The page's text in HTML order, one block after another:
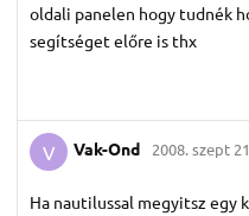
oldali panelen hogy tudnék
segítséget előre is thx
V Vak-Ond 2008. szept
Ha nautilussal megyitsz egy